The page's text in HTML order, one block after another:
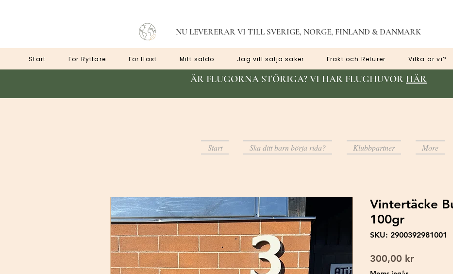
NU LEVERERAR VI TILL SVERIGE, NORGE, FINLAND & DANMARK
Start För Ryttare För Häst Mitt saldo Jag vill sälja saker Frakt och Returer Vilka är vi?
ÄR FLUGORNA STÖRIGA? VI HAR FLUGHUVOR HÄR
Vintertäcke
100gr
SKU: 2900392981001
300,00 krPris
Start Ska ditt barn börja rida? Klubbpartner More